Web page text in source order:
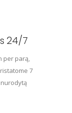
24/7
per parą,
7